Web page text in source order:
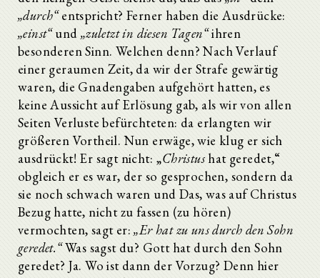
„durch“entspricht? Ferner haben die Ausdrücke:
„einst“und „zuletzt in diesen Tagen“ihren
besonderen Sinn. Welchen denn? Nach Verlauf
einer geraumen Zeit, da wir der Strafe gewärtig
waren, die Gnadengaben aufgehört hatten, es
keine Aussicht auf Erlösung gab, als wir von allen
Seiten Verluste befürchteten: da erlangten wir
größeren Vortheil. Nun erwäge, wie klug er sich
ausdrückt! Er sagt nicht: „Christus hat geredet,“
obgleich er es war, der so gesprochen, sondern da
sie noch schwach waren und Das, was auf Christus
Bezug hatte, nicht zu fassen (zu hören)
vermochten, sagt er:„Er hat zu uns durch den Sohn
geredet.“Was sagst du? Gott hat durch den Sohn
geredet? Ja. Wo ist dann der Vorzug? Denn hier